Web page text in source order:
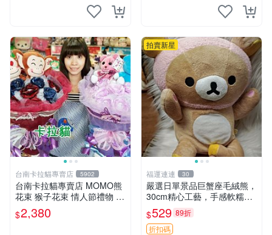
台南卡拉貓專賣店 5902
台南卡拉貓專賣店 MOMO熊
花束 猴子花束 情人節禮物 二
選一 可繡字 可今天寄明天到
$2,380
拍賣新星
福運連連 30
嚴選日單景品巨蟹座毛絨熊，
30cm精心工藝，手感軟糯推
薦收藏送人 巨蟹座 毛絨玩具
精緻做工
$529 89折
折扣碼